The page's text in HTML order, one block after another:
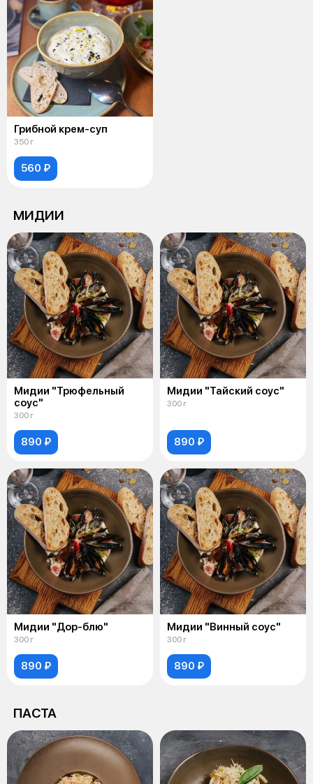
Грибной крем-суп
350 г
560 ₽
МИДИИ
Мидии "Трюфельный
соус"
300 г
890 ₽
Мидии "Тайский соус"
300 г
890 ₽
Мидии "Дор-блю"
300 г
890 ₽
Мидии "Винный соус"
300 г
890 ₽
ПАСТА